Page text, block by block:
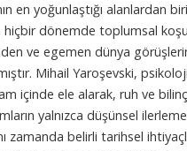
en yoğunlaştığı alanlardan
hiçbir dönemde toplumsal
ve egemen dünya
Mihail Yaroşevski,
içinde ele alarak, ruh ve
yalnızca düşünsel
zamanda belirli tarihsel